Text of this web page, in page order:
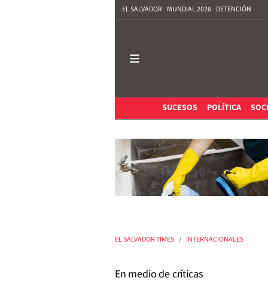
EL SALVADOR MUNDIAL 2026 DETENCIÓN
SUCESOS POLÍTICA
EL SALVADOR TIMES INTERNACIONALES
En medio de críticas